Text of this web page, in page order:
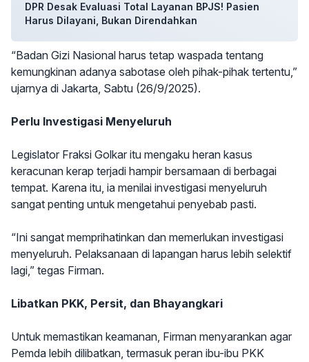
DPR Desak Evaluasi Total Layanan BPJS! Pasien
Harus Dilayani, Bukan Direndahkan
“Badan Gizi Nasional harus tetap waspada tentang
kemungkinan adanya sabotase oleh pihak-pihak tertentu,”
ujarnya di Jakarta, Sabtu (26/9/2025).
Perlu Investigasi Menyeluruh
Legislator Fraksi Golkar itu mengaku heran kasus
keracunan kerap terjadi hampir bersamaan di berbagai
tempat. Karena itu, ia menilai investigasi menyeluruh
sangat penting untuk mengetahui penyebab pasti.
“Ini sangat memprihatinkan dan memerlukan investigasi
menyeluruh. Pelaksanaan di lapangan harus lebih selektif
lagi,” tegas Firman.
Libatkan PKK, Persit, dan Bhayangkari
Untuk memastikan keamanan, Firman menyarankan agar
Pemda lebih dilibatkan, termasuk peran ibu-ibu PKK